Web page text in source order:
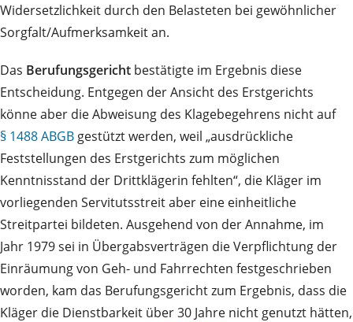
Widersetzlichkeit durch den Belasteten bei gewöhnlicher
Sorgfalt/Aufmerksamkeit an.
Das Berufungsgericht bestätigte im Ergebnis diese
Entscheidung. Entgegen der Ansicht des Erstgerichts
könne aber die Abweisung des Klagebegehrens nicht auf
§ 1488 ABGB gestützt werden, weil „ausdrückliche
Feststellungen des Erstgerichts zum möglichen
Kenntnisstand der Drittklägerin fehlten“, die Kläger im
vorliegenden Servitutsstreit aber eine einheitliche
Streitpartei bildeten. Ausgehend von der Annahme, im
Jahr 1979 sei in Übergabsverträgen die Verpflichtung der
Einräumung von Geh- und Fahrrechten festgeschrieben
worden, kam das Berufungsgericht zum Ergebnis, dass die
Kläger die Dienstbarkeit über 30 Jahre nicht genutzt hätten,